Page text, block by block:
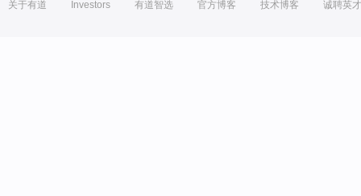
关于有道 Investors 有道智选 官方博客 技术博客 诚聘英才